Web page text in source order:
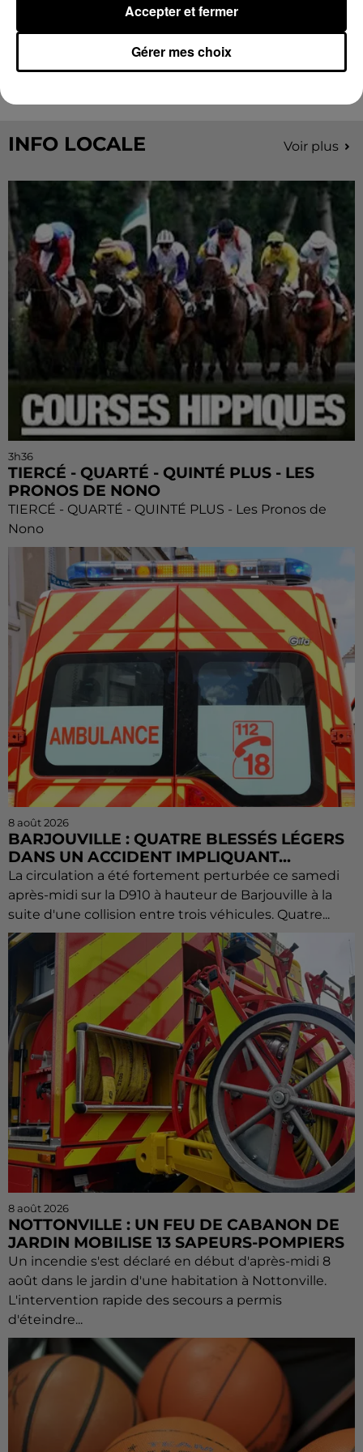
Encore de nouvelles chances de gagner avec
Radio Intensité cet été...
INFO LOCALE Voir plus
3h36
TIERCÉ - QUARTÉ - QUINTÉ PLUS - LES
PRONOS DE NONO
TIERCÉ - QUARTÉ - QUINTÉ PLUS - Les Pronos de
Nono
8 août 2026
BARJOUVILLE : QUATRE BLESSÉS LÉGERS
DANS UN ACCIDENT IMPLIQUANT...
La circulation a été fortement perturbée ce samedi
après-midi sur la D910 à hauteur de Barjouville à la
suite d'une collision entre trois véhicules. Quatre...
8 août 2026
NOTTONVILLE : UN FEU DE CABANON DE
JARDIN MOBILISE 13 SAPEURS-POMPIERS
Un incendie s'est déclaré en début d'après-midi 8
août dans le jardin d'une habitation à Nottonville.
L'intervention rapide des secours a permis
d'éteindre...
Gérer mes choix
Accepter et fermer